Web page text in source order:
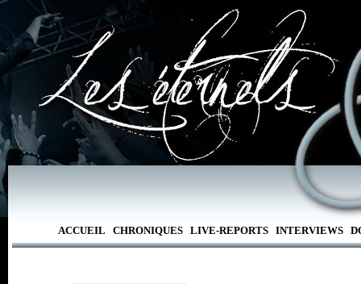
ACCUEIL CHRONIQUES LIVE-REPORTS INTERVIEWS